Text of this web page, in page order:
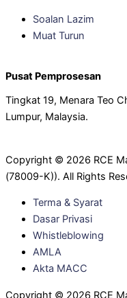
Soalan Lazim
Muat Turun
Pusat Pemprosesan
Tingkat 19, Menara Teo
Lumpur, Malaysia.
Copyright © 2026 RCE
(78009-K)). All Rights
Terma & Syarat
Dasar Privasi
Whistleblowing
AMLA
Akta MACC
Copyright © 2026 RCE